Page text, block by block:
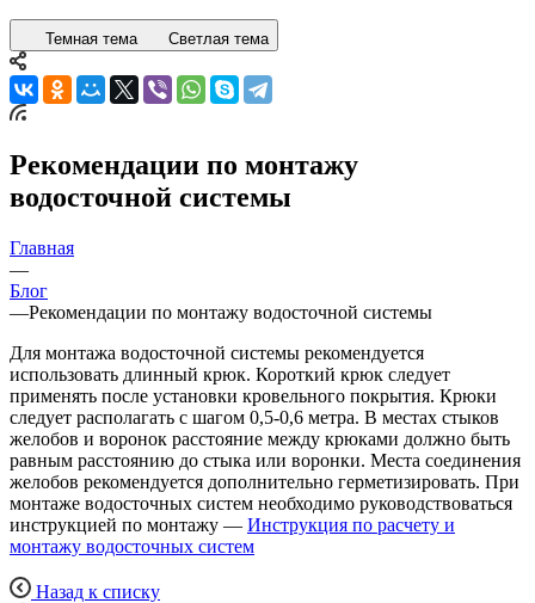
Темная тема Светлая тема
Рекомендации по монтажу
водосточной системы
Главная
—
Блог
—Рекомендации по монтажу водосточной системы
Для монтажа водосточной системы рекомендуется
использовать длинный крюк. Короткий крюк следует
применять после установки кровельного покрытия. Крюки
следует располагать с шагом 0,5-0,6 метра. В местах стыков
желобов и воронок расстояние между крюками должно быть
равным расстоянию до стыка или воронки. Места соединения
желобов рекомендуется дополнительно герметизировать. При
монтаже водосточных систем необходимо руководствоваться
инструкцией по монтажу — Инструкция по расчету и
монтажу водосточных систем
Назад к списку